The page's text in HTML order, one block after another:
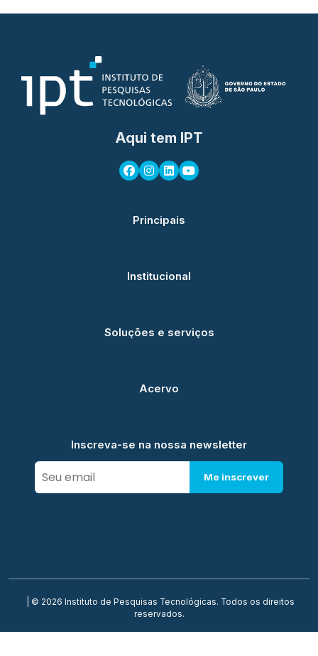
Aqui tem IPT
Principais
Institucional
Soluções e serviços
Acervo
Inscreva-se na nossa newsletter
Me inscrever
| © 2026 Instituto de Pesquisas Tecnológicas. Todos os direitos
reservados.